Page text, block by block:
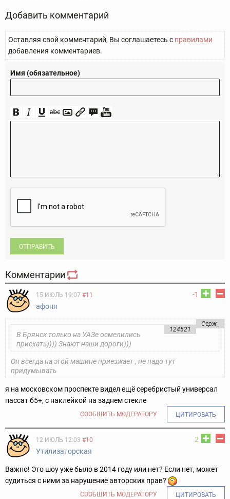
Добавить комментарий
Оставляя свой комментарий, Вы соглашаетесь с правилами
добавления комментариев.
Имя (обязательное)
ОТПРАВИТЬ
Комментарии
-1
15 ИЮЛЬ 19:07 #11
афоня
Серж_
124521
В Брянск только на УАЗе осмелились
приехать)))) Знают наши дороги)))
Он всегда на этой машине приезжает , не надо тут
придумывать
я на московском проспекте видел ещё серебристый универсал
пассат б5+, с наклейкой на заднем стекле
СООБЩИТЬ МОДЕРАТОРУ ЦИТИРОВАТЬ
2
12 ИЮЛЬ 12:03 #10
Утилизаторская
Важно! Это шоу уже было в 2014 году или нет? Если нет, может
судиться с ними за нарушение авторских прав?
СООБЩИТЬ МОДЕРАТОРУ ЦИТИРОВАТЬ